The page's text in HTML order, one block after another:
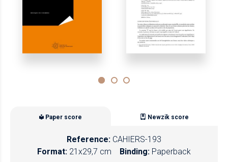
Paper score Newzik score
Reference: CAHIERS-193
Format: 21x29,7 cm Binding: Paperback